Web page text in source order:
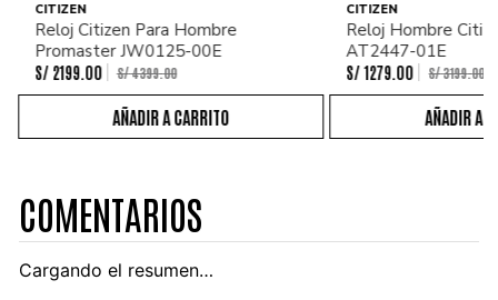
CITIZEN
Reloj Citizen Para Hombre
Promaster JW0125-00E
S/ 2199. 00 S/4399.00
CITIZEN
Reloj Hombre
AT2447-01E
S/ 1279 00 S/3199.00
COMENTARIOS
Cargando el resumen…